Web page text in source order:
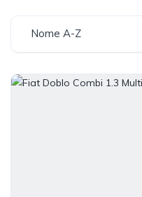
Nome A-Z